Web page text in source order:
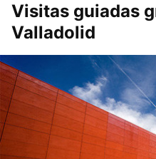
Visitas guiadas
Valladolid